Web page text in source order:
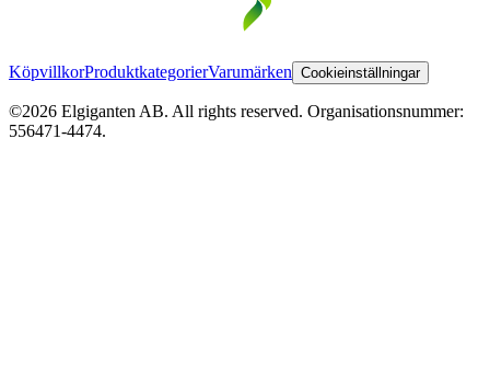
KöpvillkorProduktkategorierVarumärken Cookieinställningar
©2026 Elgiganten AB. All rights reserved. Organisationsnummer:
556471-4474.